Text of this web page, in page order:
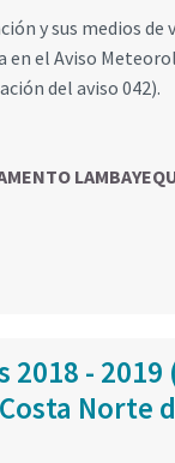
y sus medios de
en el Aviso
del aviso 042).
- 2019
Norte